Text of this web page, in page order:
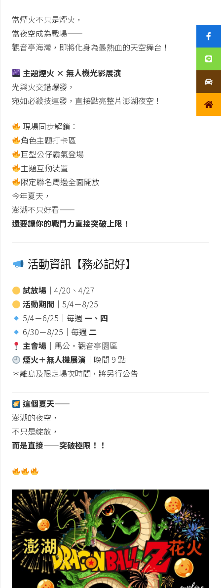
當煙火不只是煙火，
當夜空成為戰場——
觀音亭海灣，即將化身為最熱血的天空舞台！
主題煙火 × 無人機光影展演
光與火交錯爆發，
宛如必殺技連發，直接點亮整片澎湖夜空！
現場同步解鎖：
角色主題打卡區
巨型公仔霸氣登場
主題互動裝置
限定聯名周邊全面開放
今年夏天，
澎湖不只好看——
還要讓你的戰鬥力直接突破上限！
活動資訊【務必記好】
試放場 ｜4/20、4/27
活動期間 ｜5/4－8/25
5/4－6/25｜每週 一、四
6/30－8/25｜每週二
主會場 ｜馬公・觀音亭園區
煙火＋無人機展演 ｜晚間 9 點
＊離島及限定場次時間，將另行公告
這個夏天——
澎湖的夜空，
不只是綻放，
而是直接——突破極限！！